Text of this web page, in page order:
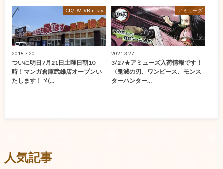
CD/DVD/Blu-ray
2018.7.20
ついに明日7月21日土曜日朝10
時！マンガ倉庫武雄店オープンい
たします！ヾ(…
アミューズ
2021.3.27
3/27★アミューズ入荷情報です！
〈鬼滅の刃、ワンピース、モンス
ターハンター…
人気記事